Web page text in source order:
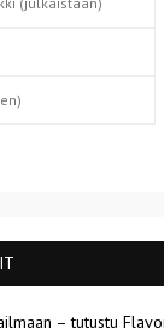
– tutustu